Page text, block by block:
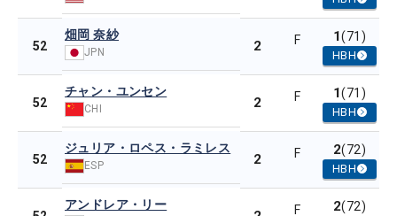
52
畑岡 奈紗
JPN 2 F 1(71)
HBH
52
チャン・ユンセン
CHI 2 F 1(71)
HBH
52
ジュリア・ロペス・ラミレス
ESP 2 F 2(72)
HBH
アンドレア・リー F 2(72)